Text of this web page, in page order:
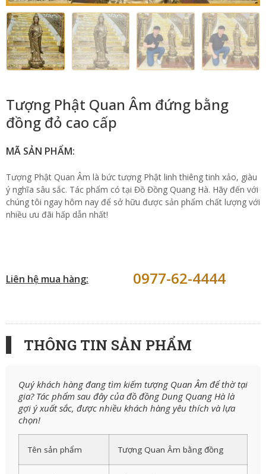
Tượng Phật Quan Âm đứng bằng
đồng đỏ cao cấp
MÃ SẢN PHẨM:
Tượng Phật Quan Âm là bức tượng Phật linh thiêng tinh xảo, giàu
ý nghĩa sâu sắc. Tác phẩm có tại Đồ Đồng Quang Hà. Hãy đến với
chúng tôi ngay hôm nay để sở hữu được sản phẩm chất lượng với
nhiều ưu đãi hấp dẫn nhất!
Liên hệ mua hàng: 0977-62-4444
THÔNG TIN SẢN PHẨM
Quý khách hàng đang tìm kiếm tượng Quan Âm để thờ tại
gia? Tác phẩm sau đây của đồ đồng Dung Quang Hà là
gợi ý xuất sắc, được nhiều khách hàng yêu thích và lựa
chọn!
Tên sản phẩm Tượng Quan Âm bằng đồng